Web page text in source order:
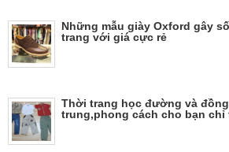
Những mẫu giày Oxford gây
trang với giá cực rẻ
Thời trang học đường và
trung,phong cách cho bạn chỉ